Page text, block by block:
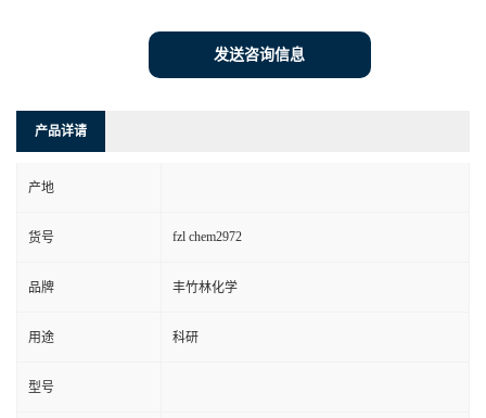
发送咨询信息
产品详请
产地
货号 fzl chem2972
品牌 丰竹林化学
用途 科研
型号